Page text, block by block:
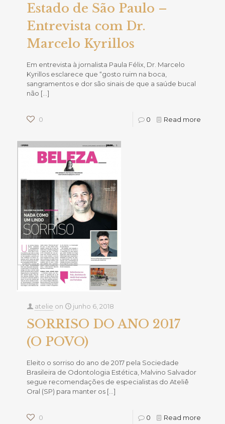
Estado de São Paulo –
Entrevista com Dr.
Marcelo Kyrillos
Em entrevista à jornalista Paula Félix, Dr. Marcelo
Kyrillos esclarece que “gosto ruim na boca,
sangramentos e dor são sinais de que a saúde bucal
não […]
0 0 Read more
atelie on junho 6, 2018
SORRISO DO ANO 2017
(O POVO)
Eleito o sorriso do ano de 2017 pela Sociedade
Brasileira de Odontologia Estética, Malvino Salvador
segue recomendações de especialistas do Ateliê
Oral (SP) para manter os […]
0 0 Read more